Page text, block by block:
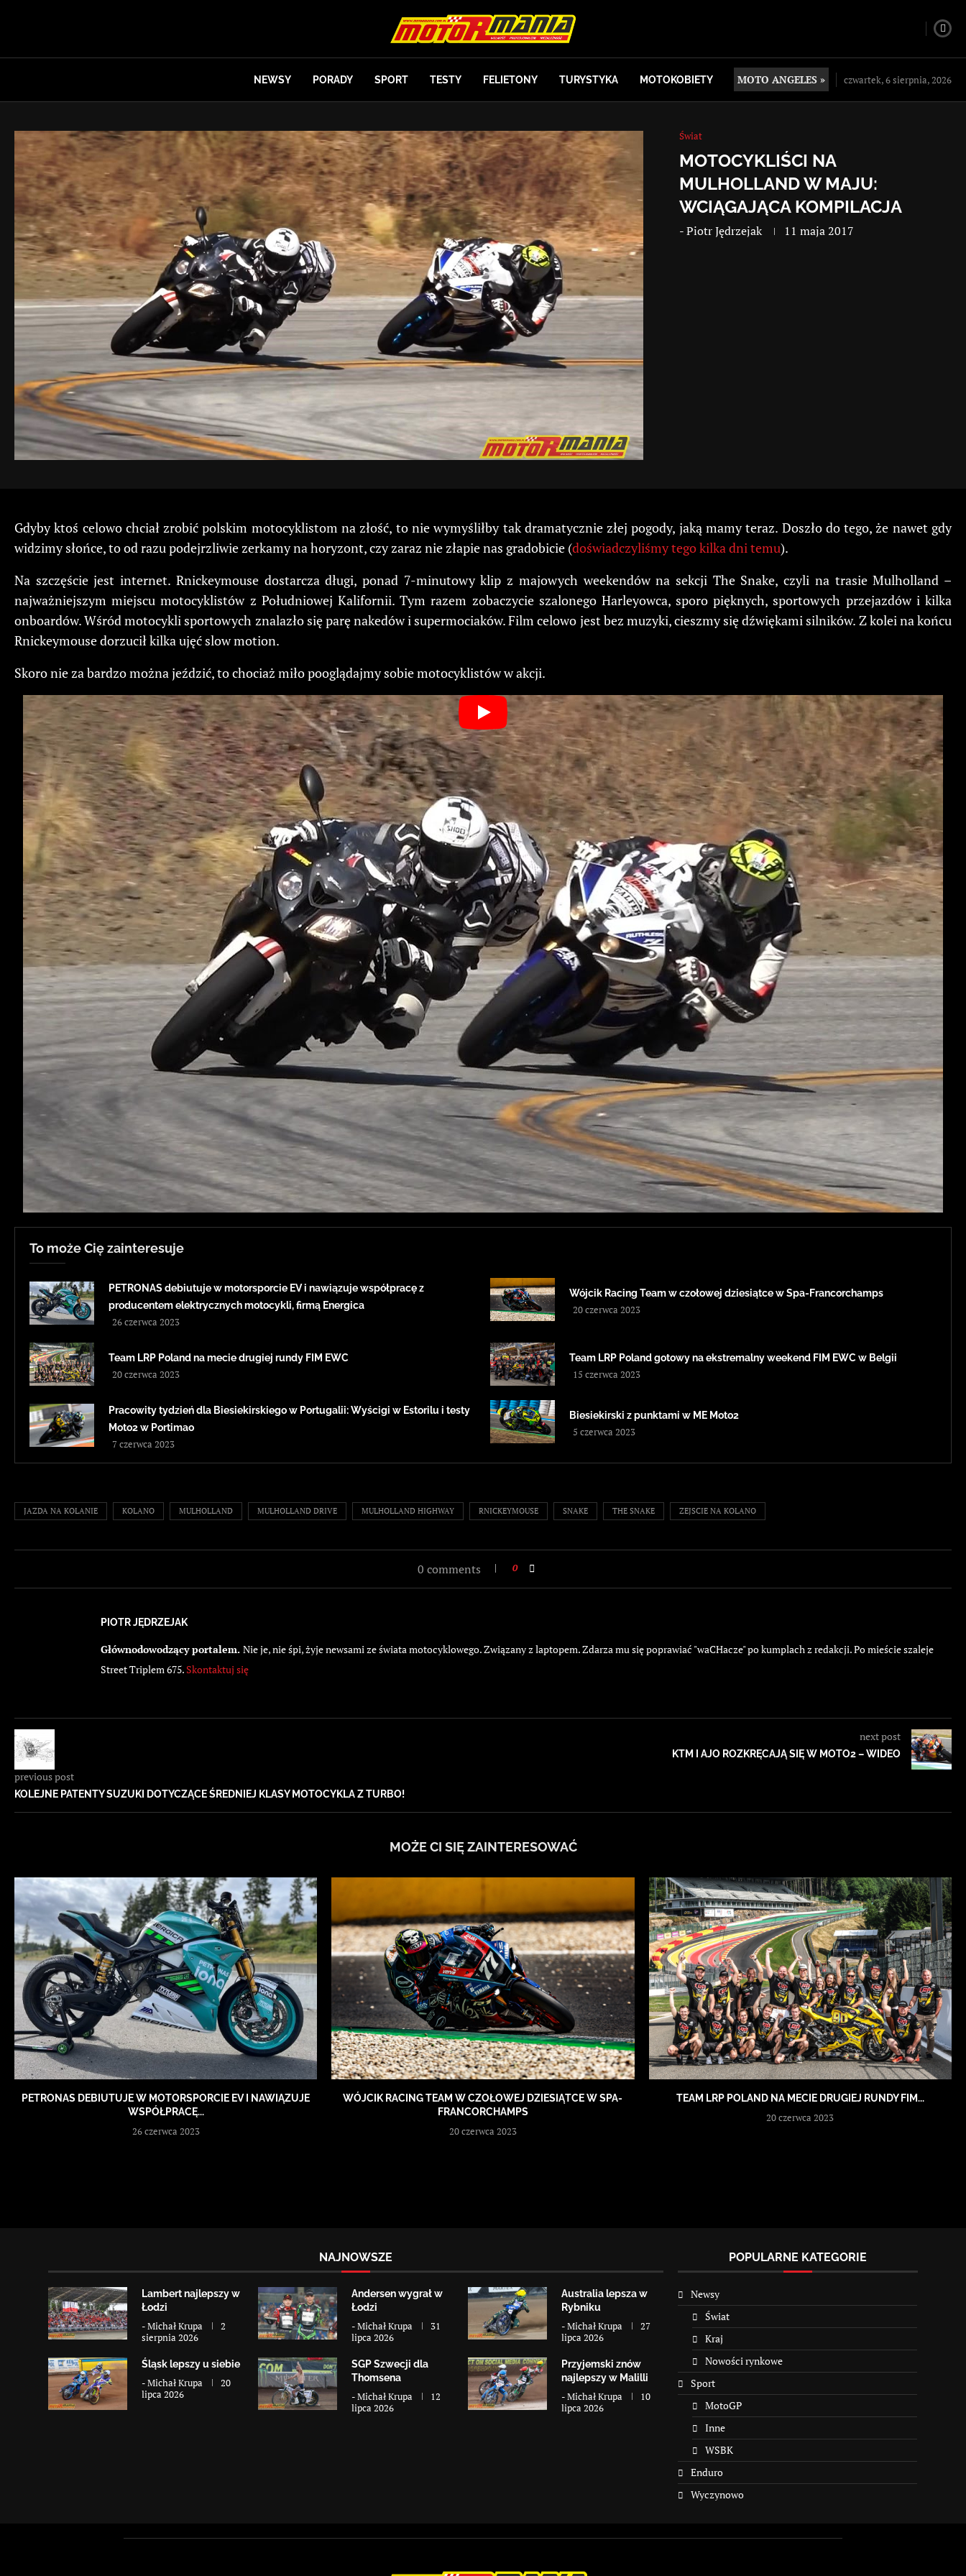
NEWSY PORADY SPORT TESTY FELIETONY TURYSTYKA MOTOKOBIETY MOTO ANGELES » czwartek, 6 sierpnia, 2026
Świat
MOTOCYKLIŚCI NA
MULHOLLAND W MAJU:
WCIĄGAJĄCA KOMPILACJA
-Piotr Jędrzejak 11 maja 2017
Gdyby ktoś celowo chciał zrobić polskim motocyklistom na złość, to nie wymyśliłby tak dramatycznie złej pogody, jaką mamy teraz. Doszło do tego, że nawet gdy
widzimy słońce, to od razu podejrzliwie zerkamy na horyzont, czy zaraz nie złapie nas gradobicie (doświadczyliśmy tego kilka dni temu).
Na szczęście jest internet. Rnickeymouse dostarcza długi, ponad 7-minutowy klip z majowych weekendów na sekcji The Snake, czyli na trasie Mulholland –
najważniejszym miejscu motocyklistów z Południowej Kalifornii. Tym razem zobaczycie szalonego Harleyowca, sporo pięknych, sportowych przejazdów i kilka
onboardów. Wśród motocykli sportowych znalazło się parę nakedów i supermociaków. Film celowo jest bez muzyki, cieszmy się dźwiękami silników. Z kolei na końcu
Rnickeymouse dorzucił kilka ujęć slow motion.
Skoro nie za bardzo można jeździć, to chociaż miło pooglądajmy sobie motocyklistów w akcji.
To może Cię zainteresuje
PETRONAS debiutuje w motorsporcie EV i nawiązuje współpracę z
producentem elektrycznych motocykli, firmą Energica
26 czerwca 2023
Wójcik Racing Team w czołowej dziesiątce w Spa-Francorchamps
20 czerwca 2023
Team LRP Poland na mecie drugiej rundy FIM EWC
20 czerwca 2023
Team LRP Poland gotowy na ekstremalny weekend FIM EWC w Belgii
15 czerwca 2023
Pracowity tydzień dla Biesiekirskiego w Portugalii: Wyścigi w Estorilu i testy
Moto2 w Portimao
7 czerwca 2023
Biesiekirski z punktami w ME Moto2
5 czerwca 2023
JAZDA NA KOLANIE KOLANO MULHOLLAND MULHOLLAND DRIVE MULHOLLAND HIGHWAY RNICKEYMOUSE SNAKE THE SNAKE ZEJSCIE NA KOLANO
0 comments 0
PIOTR JĘDRZEJAK
Głównodowodzący portalem. Nie je, nie śpi, żyje newsami ze świata motocyklowego. Związany z laptopem. Zdarza mu się poprawiać "waCHacze" po kumplach z redakcji. Po mieście szaleje
Street Triplem 675. Skontaktuj się
previous post
KOLEJNE PATENTY SUZUKI DOTYCZĄCE ŚREDNIEJ KLASY MOTOCYKLA Z TURBO!
next post
KTM I AJO ROZKRĘCAJĄ SIĘ W MOTO2 – WIDEO
MOŻE CI SIĘ ZAINTERESOWAĆ
PETRONAS DEBIUTUJE W MOTORSPORCIE EV I NAWIĄZUJE
WSPÓŁPRACĘ...
26 czerwca 2023
WÓJCIK RACING TEAM W CZOŁOWEJ DZIESIĄTCE W SPA-
FRANCORCHAMPS
20 czerwca 2023
TEAM LRP POLAND NA MECIE DRUGIEJ RUNDY FIM...
20 czerwca 2023
NAJNOWSZE
Lambert najlepszy w
Łodzi
-Michał Krupa
2
sierpnia 2026
Andersen wygrał w
Łodzi
-Michał Krupa
31
lipca 2026
Australia lepsza w
Rybniku
-Michał Krupa
27
lipca 2026
Śląsk lepszy u siebie
-Michał Krupa
20
lipca 2026
SGP Szwecji dla
Thomsena
-Michał Krupa
12
lipca 2026
Przyjemski znów
najlepszy w Malilli
-Michał Krupa
10
lipca 2026
POPULARNE KATEGORIE
Newsy
Świat
Kraj
Nowości rynkowe
Sport
MotoGP
Inne
WSBK
Enduro
Wyczynowo